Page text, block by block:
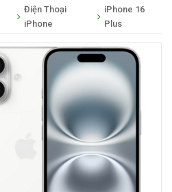
Điện Thoại
iPhone
iPhone 16
Plus